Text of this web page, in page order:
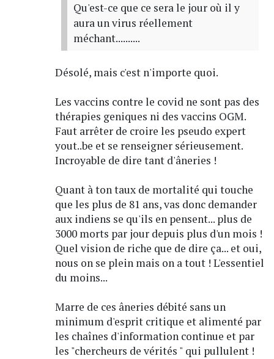
Qu'est-ce que ce sera le jour où il y
aura un virus réellement
méchant..........
Désolé, mais c'est n'importe quoi.
Les vaccins contre le covid ne sont pas des
thérapies geniques ni des vaccins OGM.
Faut arrêter de croire les pseudo expert
yout..be et se renseigner sérieusement.
Incroyable de dire tant d'âneries !
Quant à ton taux de mortalité qui touche
que les plus de 81 ans, vas donc demander
aux indiens se qu'ils en pensent... plus de
3000 morts par jour depuis plus d'un mois !
Quel vision de riche que de dire ça... et oui,
nous on se plein mais on a tout ! L'essentiel
du moins...
Marre de ces âneries débité sans un
minimum d'esprit critique et alimenté par
les chaînes d'information continue et par
les "chercheurs de vérités " qui pullulent !